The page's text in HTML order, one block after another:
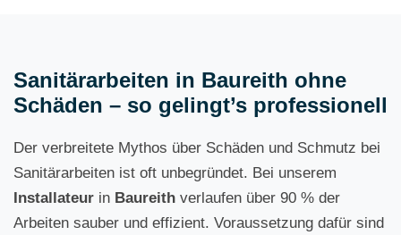
Sanitärarbeiten in Baureith ohne
Schäden – so gelingt’s professionell
Der verbreitete Mythos über Schäden und Schmutz bei
Sanitärarbeiten ist oft unbegründet. Bei unserem
Installateur in Baureith verlaufen über 90 % der
Arbeiten sauber und effizient. Voraussetzung dafür sind